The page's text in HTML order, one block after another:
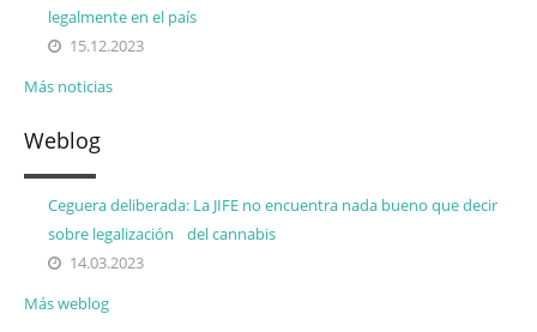
legalmente en el país
15.12.2023
Más noticias
Weblog
Ceguera deliberada: La JIFE no encuentra nada bueno que decir
sobre legalización del cannabis
14.03.2023
Más weblog